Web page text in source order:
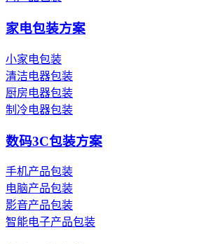
家电包装方案
小家电包装
清洁电器包装
厨房电器包装
制冷电器包装
数码3C包装方案
手机产品包装
电脑产品包装
影音产品包装
智能电子产品包装